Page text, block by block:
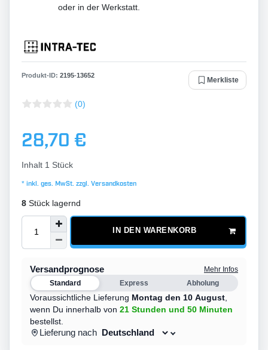
oder in der Werkstatt.
Produkt-ID: 2195-13652
Merkliste
(0)
28,70 €
Inhalt 1 Stück
* inkl. ges. MwSt. zzgl. Versandkosten
8 Stück lagernd
IN DEN WARENKORB
Versandprognose
Mehr Infos
Standard
Express Abholung
Voraussichtliche Lieferung Montag den 10 August
wenn Du innerhalb von 21 Stunden und 50 Minuten
bestellst.
Lieferung nach